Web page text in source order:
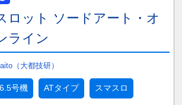
ロット ソードアート・オ
ライン
（大都技研）
6.5号機 ATタイプ スマスロ